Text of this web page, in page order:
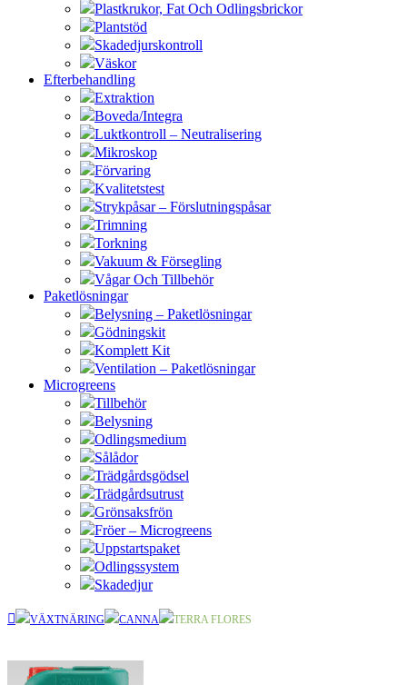
Plastkrukor, Fat Och Odlingsbrickor
Plantstöd
Skadedjurskontroll
Väskor
Efterbehandling
Extraktion
Boveda/Integra
Luktkontroll – Neutralisering
Mikroskop
Förvaring
Kvalitetstest
Strykpåsar – Förslutningspåsar
Trimning
Torkning
Vakuum & Försegling
Vågar Och Tillbehör
Paketlösningar
Belysning – Paketlösningar
Gödningskit
Komplett Kit
Ventilation – Paketlösningar
Microgreens
Tillbehör
Belysning
Odlingsmedium
Sålådor
Trädgårdsgödsel
Trädgårdsutrust
Grönsaksfrön
Fröer – Microgreens
Uppstartspaket
Odlingssystem
Skadedjur
VÄXTNÄRING CANNA TERRA FLORES